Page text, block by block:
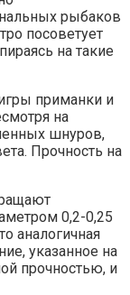
рыбаков
посоветует
на такие
приманки и
на
шнуров,
Прочность на
0,2-0,25
аналогичная
указанное на
прочностью, и